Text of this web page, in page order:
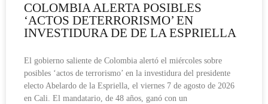
COLOMBIA ALERTA POSIBLES
‘ACTOS DETERRORISMO’ EN
INVESTIDURA DE DE LA ESPRIELLA
El gobierno saliente de Colombia alertó el miércoles sobre
posibles ‘actos de terrorismo’ en la investidura del presidente
electo Abelardo de la Espriella, el viernes 7 de agosto de 2026
en Cali. El mandatario, de 48 años, ganó con un